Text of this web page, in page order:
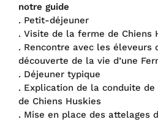
notre guide
. Petit-déjeuner
. Visite de la ferme de Chiens
. Rencontre avec les éleveurs
découverte de la vie d’une
. Déjeuner typique
. Explication de la conduite
de Chiens Huskies
. Mise en place des attelages